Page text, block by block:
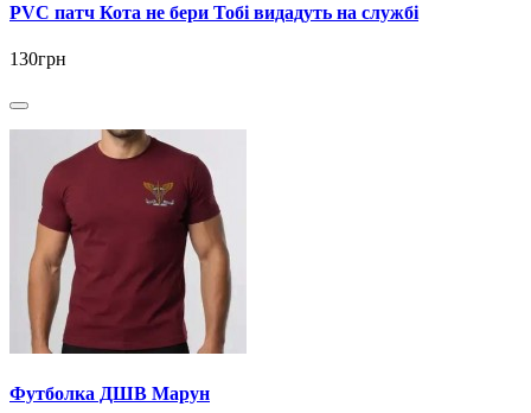
PVC патч Кота не бери Тобі видадуть на службі
130грн
Футболка ДШВ Марун